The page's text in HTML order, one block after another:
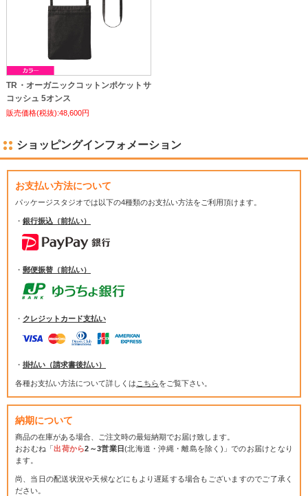
TR・オーガニックコットンポケットサ
コッシュ 5オンス
販売価格(税抜):48,600円
ショッピングインフォメーション
お支払い方法について
パッケージスタジオでは以下の4種類のお支払い方法をご利用頂けます。
・ 銀行振込（前払い）
・ 郵便振替（前払い）
・ クレジットカード支払い
・ 掛払い（請求書後払い）
各種お支払い方法について詳しくは こちらをご覧下さい。
納期について
商品の在庫がある場合、ご注文時の最短納期でお届け致します。
おおむね「出荷から2～3営業日(北海道・沖縄・離島を除く)」でのお届けとなり
ます。
尚、当日の配送状況や天候などにもより遅延する場合もございますのでご了承く
ださい。